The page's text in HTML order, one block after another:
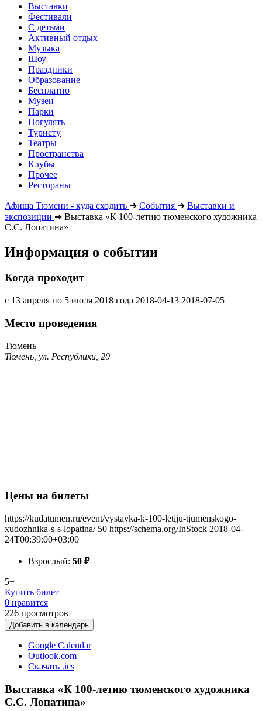
Выставки
Фестивали
С детьми
Активный отдых
Музыка
Шоу
Праздники
Образование
Бесплатно
Музеи
Парки
Погулять
Туристу
Театры
Пространства
Клубы
Прочее
Рестораны
Афиша Тюмени - куда сходить ➔ События ➔ Выставки и
экспозиции ➔ Выставка «К 100-летию тюменского художника
С.С. Лопатина»
Информация о событии
Когда проходит
с 13 апреля по 5 июля 2018 года 2018-04-13 2018-07-05
Место проведения
Тюмень
Тюмень, ул. Республики, 20
Цены на билеты
https://kudatumen.ru/event/vystavka-k-100-letiju-tjumenskogo-
xudozhnika-s-s-lopatina/ 50 https://schema.org/InStock 2018-04-
24T00:39:00+03:00
Взрослый: 50 ₽
5+
Купить билет
0 нравится
226 просмотров
Добавить в календарь
Google Calendar
Outlook.com
Скачать .ics
Выставка «К 100-летию тюменского художника
С.С. Лопатина»